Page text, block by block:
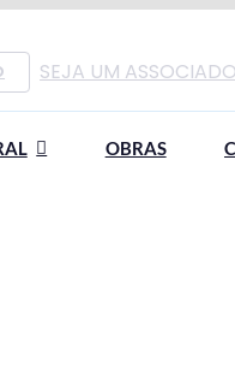
SEJA UM ASSOCIADO
OBRAS